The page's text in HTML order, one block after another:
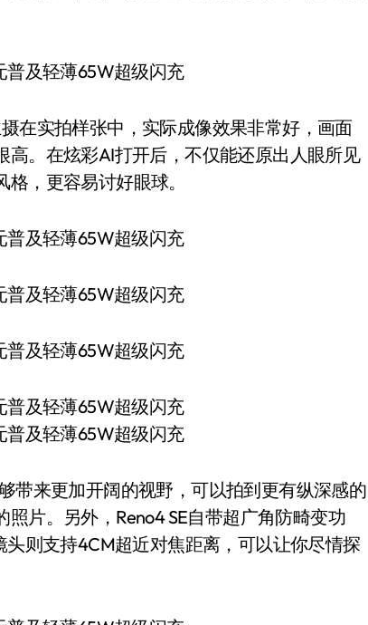
实拍样张中，实际成像效果非常好，画面
。在炫彩AI打开后，不仅能还原出人眼所见
，更容易讨好眼球。
来更加开阔的视野，可以拍到更有纵深感的
片。另外，Reno4 SE自带超广角防畸变功
则支持4CM超近对焦距离，可以让你尽情探